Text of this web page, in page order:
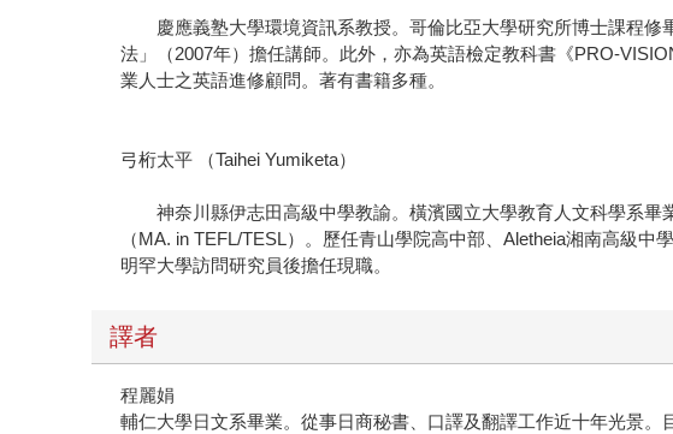
慶應義塾大學環境資訊系教授。哥倫比亞大學研究所博士課程修
法」（2007年）擔任講師。此外，亦為英語檢定教科書《PRO-
業人士之英語進修顧問。著有書籍多種。
弓桁太平 （Taihei Yumiketa）
神奈川縣伊志田高級中學教諭。橫濱國立大學教育人文科學系畢
（MA. in TEFL/TESL）。歷任青山學院高中部、Aletheia湘南高級
明罕大學訪問研究員後擔任現職。
譯者
程麗娟
輔仁大學日文系畢業。從事日商秘書、口譯及翻譯工作近十年光景。